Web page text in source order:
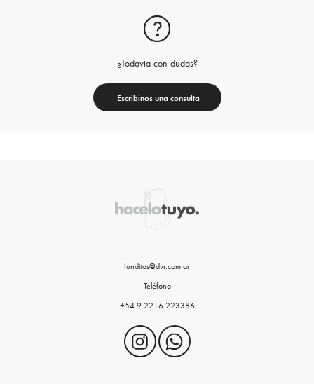
¿Todavia con dudas?
Escribinos una consulta
funditas@dvr.com.ar
Teléfono
+54 9 2216 223386